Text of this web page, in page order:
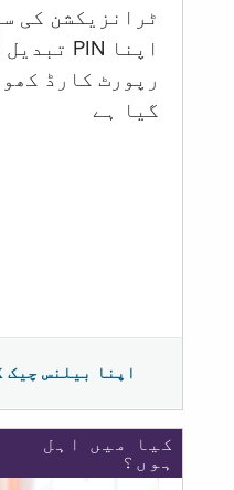
ٹرانزیکشن کی
اپنا PIN تبدیل کرنا
رپورٹ کارڈ
گيا ہے
اپنا بیلنس چیک
کیا میں اہل
ہوں؟